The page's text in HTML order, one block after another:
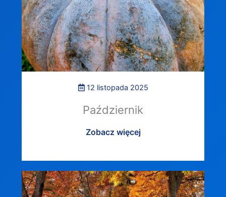
12 listopada 2025
Październik
Zobacz więcej